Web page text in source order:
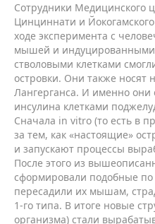
Сотрудники Медицинского
Цинциннати и
ходе эксперимента с
мышей и
стволовыми клетками
островки. Они также носят
Лангерганса. И именно они
инсулина клетками
Сначала in vitro (то есть в
за тем, как «настоящие»
и запускают процессы
После этого из
сформировали подобные
пересадили их мышам,
1-го типа. В итоге новые
организма) стали